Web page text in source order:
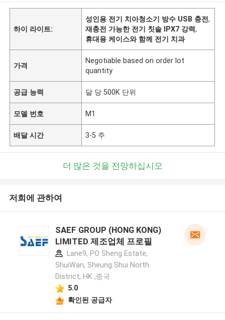
하이 라이트:
성인용 전기 치아청소기 방수 USB 충전,
재충전 가능한 전기 칫솔 IPX7 강력,
휴대용 케이스와 함께 전기 치과
가격
Negotiable based on order lot
quantity
공급 능력 달 당 500K 단위
모델 번호 M1
배달 시간 3-5 주
더 많은 것을 전망하십시오
저희에 관하여
SAEF GROUP (HONG KONG)
LIMITED 제조업체 프로필
Lane9, PO Sheng Estate,
ShuiWan, Sheung Shui North
District, HK ,중국
5.0
확인된 공급자